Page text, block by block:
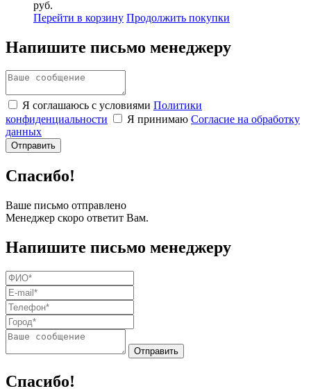
руб.
Перейти в корзину Продолжить покупки
Напишите письмо менеджеру
Я соглашаюсь с условиями Политики
конфиденциальности
Я принимаю Согласие на обработку
данных
Спасибо!
Ваше письмо отправлено
Менеджер скоро ответит Вам.
Напишите письмо менеджеру
Спасибо!